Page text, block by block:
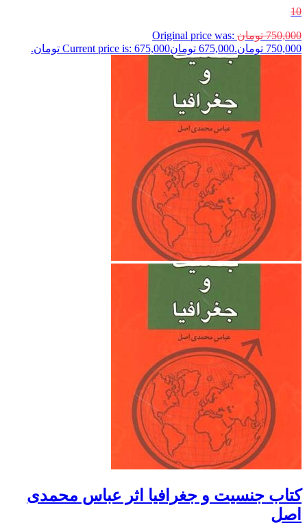
10
750,000 تومان Original price was:
750,000 تومان.
675,000 تومانCurrent price is: 675,000 تومان.
کتاب جنسیت و جغرافیا اثر عباس محمدی
اصل